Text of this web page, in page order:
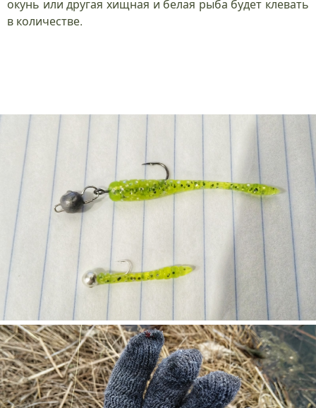
окунь или другая хищная и белая рыба будет клевать
в количестве.